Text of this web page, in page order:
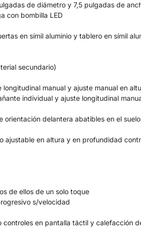
de diámetro y 7,5 pulgadas de
con bombilla LED
en símil aluminio y tablero en símil
secundario)
manual y ajuste manual en
individual y ajuste longitudinal
delantera abatibles en el
ajustable en altura y en profundidad
de ellos de un solo toque
s/velocidad
en pantalla táctil y calefacción